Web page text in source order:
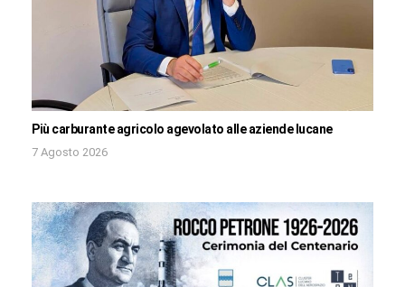
Più carburante agricolo agevolato alle aziende lucane
7 Agosto 2026